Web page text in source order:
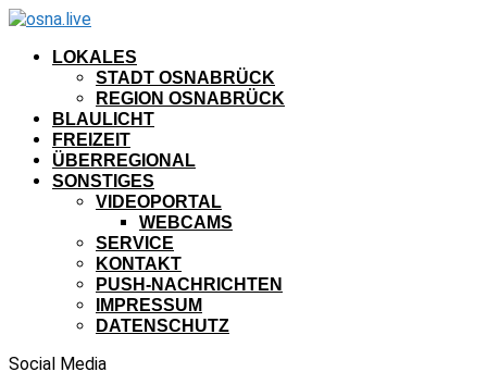
LOKALES
STADT OSNABRÜCK
REGION OSNABRÜCK
BLAULICHT
FREIZEIT
ÜBERREGIONAL
SONSTIGES
VIDEOPORTAL
WEBCAMS
SERVICE
KONTAKT
PUSH-NACHRICHTEN
IMPRESSUM
DATENSCHUTZ
Social Media